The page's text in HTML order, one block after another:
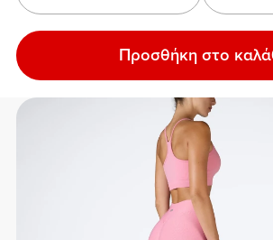
Προσθήκη στο